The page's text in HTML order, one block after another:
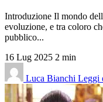
Introduzione Il mondo
evoluzione, e tra coloro
pubblico...
16 Lug 2025 2 min
Luca Bianchi Leggi